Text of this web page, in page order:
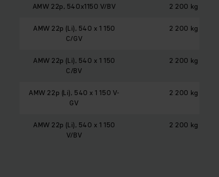
AMW 22p, 540x1150 V/BV 2 200 kg
AMW 22p (Li), 540 x 1 150
C/GV
2 200 kg
AMW 22p (Li), 540 x 1 150
C/BV
2 200 kg
AMW 22p (Li), 540 x 1 150 V-
GV
2 200 kg
AMW 22p (Li), 540 x 1 150
V/BV
2 200 kg